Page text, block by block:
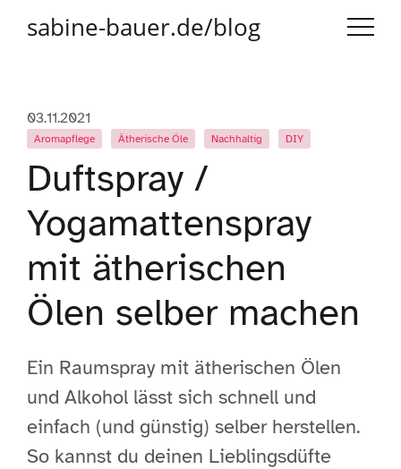
sabine-bauer.de/blog
03.11.2021
Aromapflege Ätherische Öle Nachhaltig DIY
Duftspray /
Yogamattenspray
mit ätherischen
Ölen selber machen
Ein Raumspray mit ätherischen Ölen
und Alkohol lässt sich schnell und
einfach (und günstig) selber herstellen.
So kannst du deinen Lieblingsdüfte